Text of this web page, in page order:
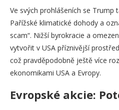
Ve svých prohlášeních se Trump
Pařížské klimatické dohody a
scam“. Nižší byrokracie a
vytvořit v USA příznivější
což pravděpodobně ještě více
ekonomikami USA a Evropy.
Evropské akcie: